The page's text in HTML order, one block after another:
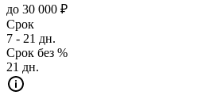
до 30 000 ₽
Срок
7 - 21 дн.
Срок без %
21 дн.